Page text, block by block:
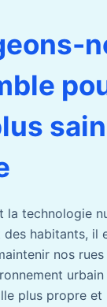
la technologie
des habitants, il
nos
plus propre et